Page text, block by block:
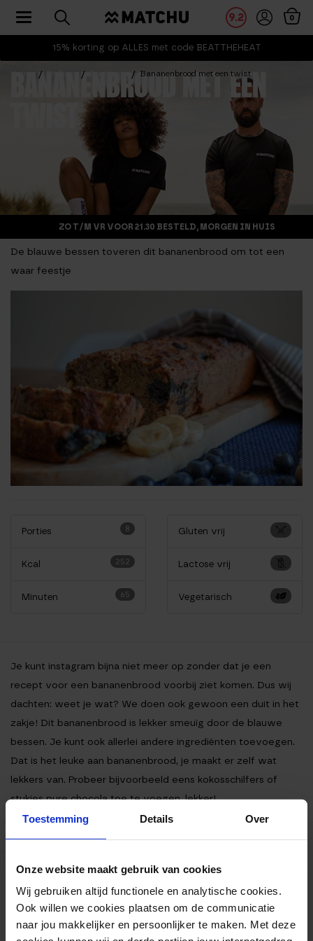
Toestemming Details Over
Onze website maakt gebruik van cookies
Wij gebruiken altijd functionele en analytische cookies.
Ook willen we cookies plaatsen om de communicatie
naar jou makkelijker en persoonlijker te maken. Met deze
15% korting op ALLES met code BEATTHEHEAT
9.2 0
Toggle navigation
Bananenbrood met een twist
BANANENBROOD MET EEN
ZO T/M VR VOOR 21.30 BESTELD, MORGEN IN HUIS
De blauwe bessen toveren dit bananenbrood om tot een
waar feestje
Porties 8
Kcal 252
Minuten 65
Gluten vrij
Lactose vrij
Vegetarisch
Je kunt instagram bijna niet meer op zonder dat je een
recept voor een bananenbrood voorbij ziet komen. Dus wij
dachten: weet je wat? We doen ook gewoon een duit in het
zakje! Dit bananenbrood is lekker smeuïg door de blauwe
bessen. Je kunt ook allerlei andere ingrediënten toevoegen.
Dat is het leuke aan bananenbrood, je maakt er zelf wat
lekkers van. Probeer bijvoorbeeld eens kokosschilfers of
stukjes pure chocola toe te voegen, lekker!
Ingrediënten
Bereiding